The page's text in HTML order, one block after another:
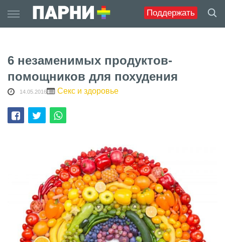
Поддержать
to
content
6 незаменимых продуктов-
помощников для похудения
14.05.2016 Секс и здоровье